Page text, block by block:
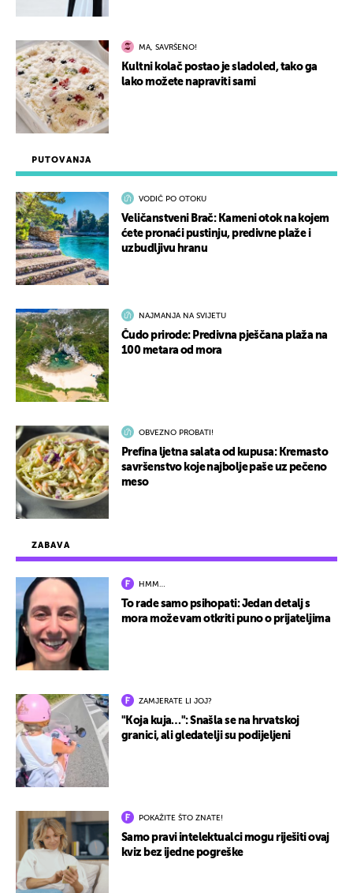
ZABAVA
HMM…
To rade samo psihopati: Jedan detalj s
mora može vam otkriti puno o prijateljima
ZAMJERATE LI JOJ?
"Koja kuja…": Snašla se na hrvatskoj
granici, ali gledatelji su podijeljeni
POKAŽITE ŠTO ZNATE!
Samo pravi intelektualci mogu riješiti ovaj
kviz bez ijedne pogreške
PUTOVANJA
VODIČ PO OTOKU
Veličanstveni Brač: Kameni otok na kojem
ćete pronaći pustinju, predivne plaže i
uzbudljivu hranu
NAJMANJA NA SVIJETU
Čudo prirode: Predivna pješčana plaža na
100 metara od mora
OBVEZNO PROBATI!
Prefina ljetna salata od kupusa: Kremasto
savršenstvo koje najbolje paše uz pečeno
meso
MA, SAVRŠENO!
Kultni kolač postao je sladoled, tako ga
lako možete napraviti sami